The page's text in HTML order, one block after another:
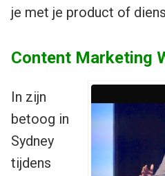
je met je product of
Content Marketing
In zijn
betoog in
Sydney
tijdens